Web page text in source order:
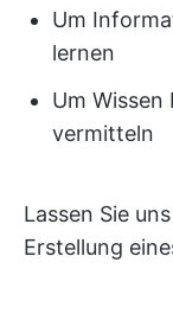
Um
lernen
Um
vermitteln
Lassen Sie
Erstellung